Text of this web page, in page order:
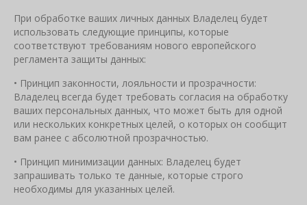
При обработке ваших личных данных Владелец будет
использовать следующие принципы, которые
соответствуют требованиям нового европейского
регламента защиты данных:
• Принцип законности, лояльности и прозрачности:
Владелец всегда будет требовать согласия на обработку
ваших персональных данных, что может быть для одной
или нескольких конкретных целей, о которых он сообщит
вам ранее с абсолютной прозрачностью.
• Принцип минимизации данных: Владелец будет
запрашивать только те данные, которые строго
необходимы для указанных целей.